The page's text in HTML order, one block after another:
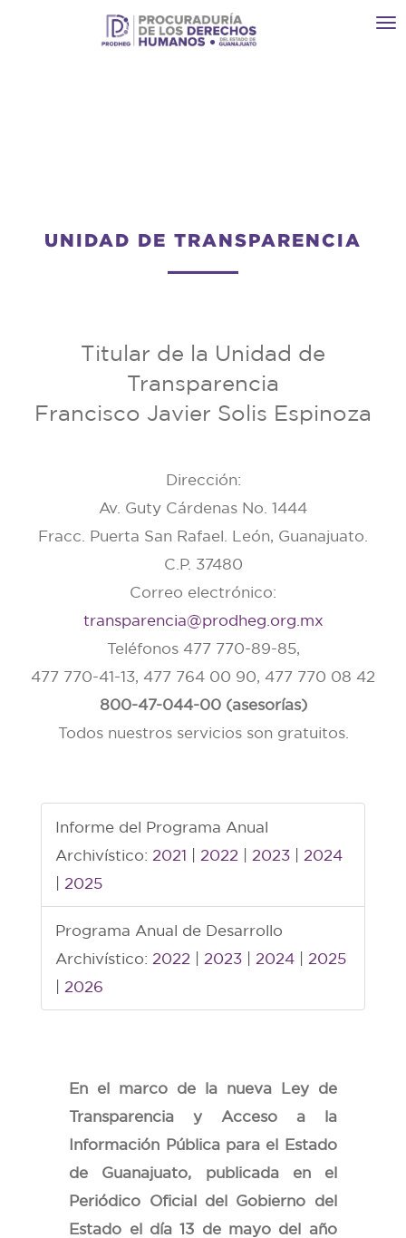
UNIDAD DE TRANSPARENCIA
Titular de la Unidad de
Transparencia
Francisco Javier Solis Espinoza
Dirección:
Av. Guty Cárdenas No. 1444
Fracc. Puerta San Rafael. León, Guanajuato.
C.P. 37480
Correo electrónico:
transparencia@prodheg.org.mx
Teléfonos 477 770-89-85,
477 770-41-13, 477 764 00 90, 477 770 08 42
800-47-044-00 (asesorías)
Todos nuestros servicios son gratuitos.
Informe del Programa Anual
Archivístico: 2021 2022 2023
2024
2025
Programa Anual de Desarrollo
Archivístico: 2022 2023 2024
2025
2026
En el marco de la nueva Ley de
Transparencia y Acceso a la
Información Pública para el Estado
de Guanajuato, publicada en el
Periódico Oficial del Gobierno del
Estado el día 13 de mayo del año